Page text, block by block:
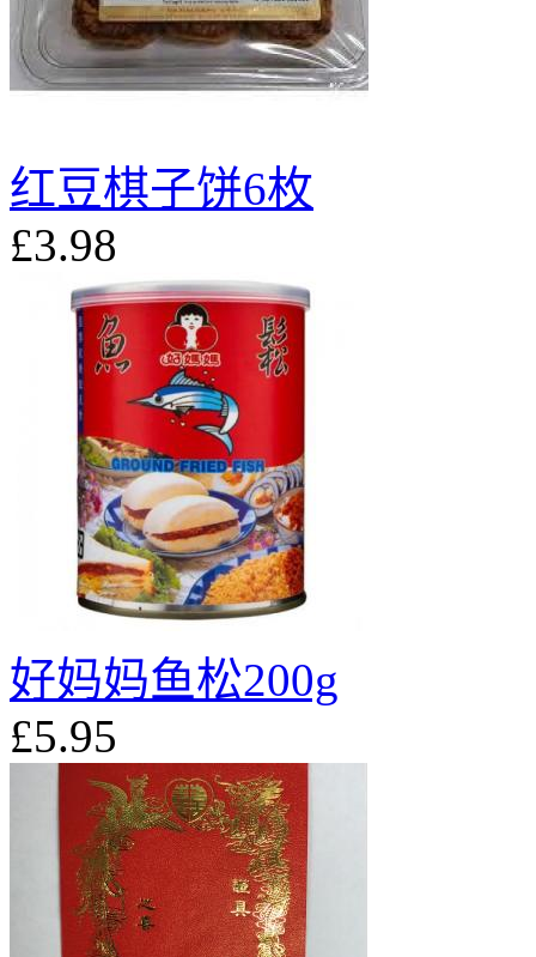
红豆棋子饼6枚
£3.98
好妈妈鱼松200g
£5.95